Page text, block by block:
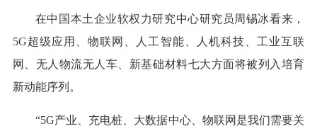
在中国本土企业软权力研究中心研究员周锡冰看来，
5G超级应用、物联网、人工智能、人机科技、工业互联
网、无人物流无人车、新基础材料七大方面将被列入培育
新动能序列。
“5G产业、充电桩、大数据中心、物联网是我们需要关